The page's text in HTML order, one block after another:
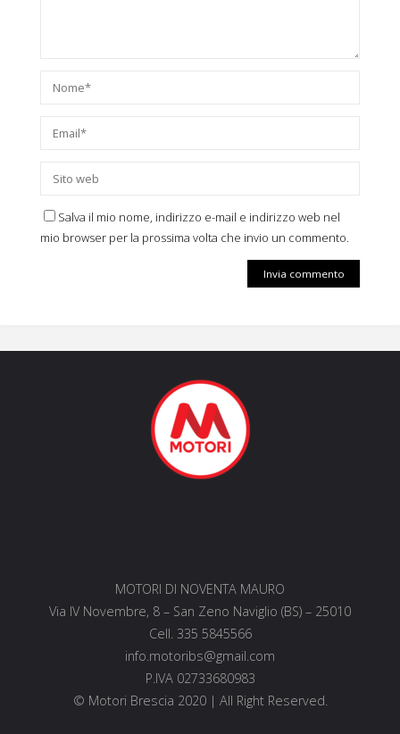
Salva il mio nome, indirizzo e-mail e indirizzo web nel
mio browser per la prossima volta che invio un commento.
MOTORI DI NOVENTA MAURO
Via IV Novembre, 8 – San Zeno Naviglio (BS) – 25010
Cell. 335 5845566
info.motoribs@gmail.com
P.IVA 02733680983
© Motori Brescia 2020 | All Right Reserved.